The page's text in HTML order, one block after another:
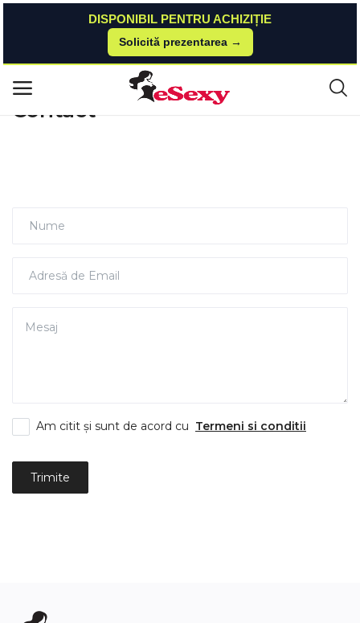
DISPONIBIL PENTRU ACHIZIȚIE
Solicită prezentarea →
Meniu principal
Autentificare
Contact
Am citit și sunt de acord cu Termeni si conditii
Trimite